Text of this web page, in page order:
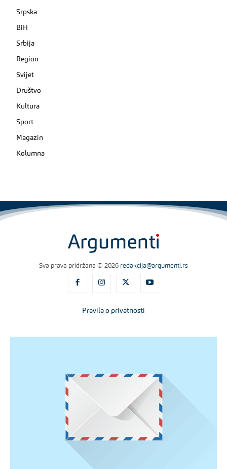
Srpska
BiH
Srbija
Region
Svijet
Društvo
Kultura
Sport
Magazin
Kolumna
Sva prava pridržana © 2026 redakcija@argumenti.rs
Pravila o privatnosti